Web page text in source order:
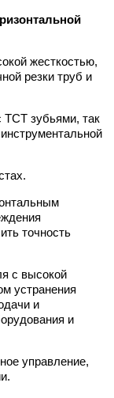
жесткостью,
резки труб и
зубьями, так
точность
с высокой
устранения
и
и
управление,